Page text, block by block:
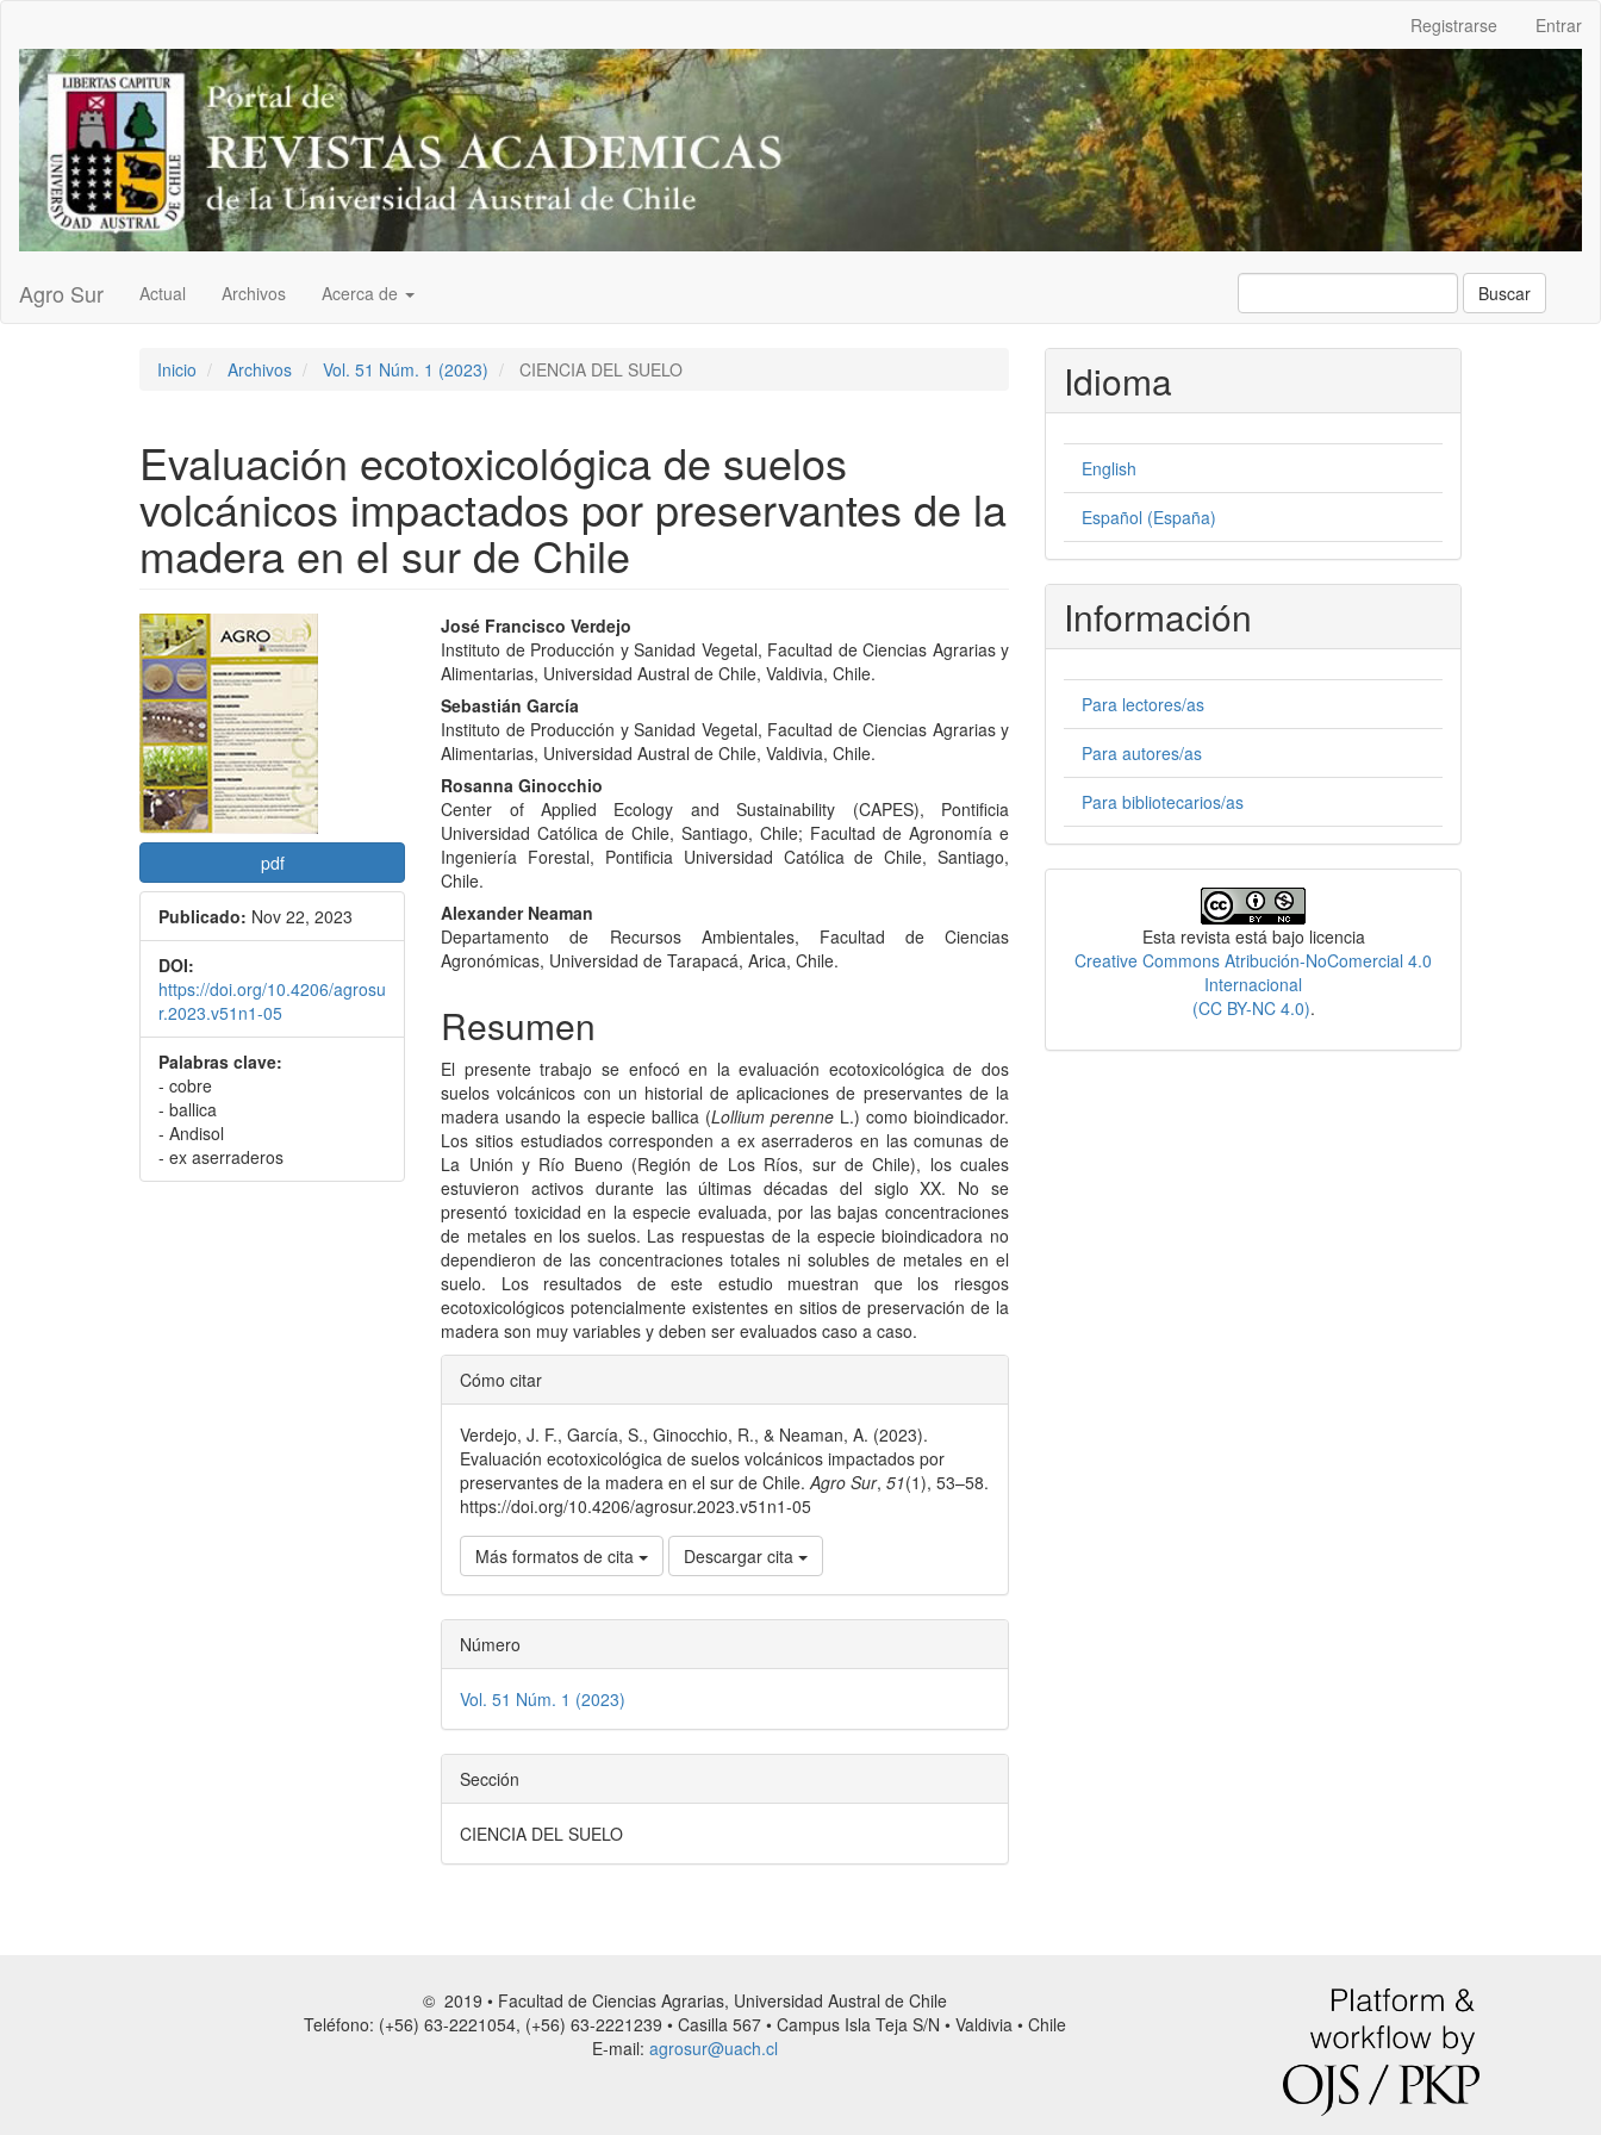
Contenido
principal
Barra
lateral
Registrarse Entrar
Agro Sur Actual Archivos Acerca de Buscar
Inicio Archivos Vol. 51 Núm. 1 (2023) CIENCIA DEL SUELO
Evaluación ecotoxicológica de suelos
volcánicos impactados por preservantes de la
madera en el sur de Chile
Barra
lateral
del
artículo
pdf
Publicado: Nov 22, 2023
DOI:
https://doi.org/10.4206/agrosu
r.2023.v51n1-05
Palabras clave:
- cobre
- ballica
- Andisol
- ex aserraderos
Contenido
principal
del
artículo
José Francisco Verdejo
Instituto de Producción y Sanidad Vegetal, Facultad de Ciencias Agrarias y
Alimentarias, Universidad Austral de Chile, Valdivia, Chile.
Sebastián García
Instituto de Producción y Sanidad Vegetal, Facultad de Ciencias Agrarias y
Alimentarias, Universidad Austral de Chile, Valdivia, Chile.
Rosanna Ginocchio
Center of Applied Ecology and Sustainability (CAPES), Pontificia
Universidad Católica de Chile, Santiago, Chile; Facultad de Agronomía e
Ingeniería Forestal, Pontificia Universidad Católica de Chile, Santiago,
Chile.
Alexander Neaman
Departamento de Recursos Ambientales, Facultad de Ciencias
Agronómicas, Universidad de Tarapacá, Arica, Chile.
Resumen
El presente trabajo se enfocó en la evaluación ecotoxicológica de dos
suelos volcánicos con un historial de aplicaciones de preservantes de la
madera usando la especie ballica (Lollium perenne L.) como bioindicador.
Los sitios estudiados corresponden a ex aserraderos en las comunas de
La Unión y Río Bueno (Región de Los Ríos, sur de Chile), los cuales
estuvieron activos durante las últimas décadas del siglo XX. No se
presentó toxicidad en la especie evaluada, por las bajas concentraciones
de metales en los suelos. Las respuestas de la especie bioindicadora no
dependieron de las concentraciones totales ni solubles de metales en el
suelo. Los resultados de este estudio muestran que los riesgos
ecotoxicológicos potencialmente existentes en sitios de preservación de la
madera son muy variables y deben ser evaluados caso a caso.
Detalles
del
artículo
Cómo citar
Verdejo, J. F., García, S., Ginocchio, R., & Neaman, A. (2023).
Evaluación ecotoxicológica de suelos volcánicos impactados por
preservantes de la madera en el sur de Chile.Agro Sur,51(1), 53–58.
https://doi.org/10.4206/agrosur.2023.v51n1-05
Más formatos de cita Descargar cita
Número
Vol. 51 Núm. 1 (2023)
Sección
CIENCIA DEL SUELO
Idioma
English
Español (España)
Información
Para lectores/as
Para autores/as
Para bibliotecarios/as
Esta revista está bajo licencia
Creative Commons Atribución-NoComercial 4.0
Internacional
(CC BY-NC 4.0).
© 2019 • Facultad de Ciencias Agrarias, Universidad Austral de Chile
Teléfono: (+56) 63-2221054, (+56) 63-2221239 • Casilla 567 • Campus Isla Teja S/N • Valdivia • Chile
E-mail: agrosur@uach.cl